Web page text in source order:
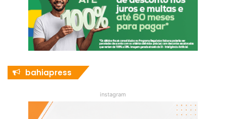
bahiapress
instagram